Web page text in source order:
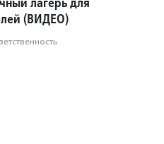
(ВИДЕО)